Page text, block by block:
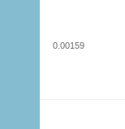
0.00159